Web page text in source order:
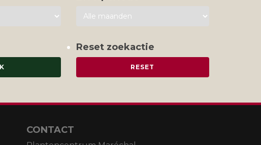
Reset zoekactie
CONTACT